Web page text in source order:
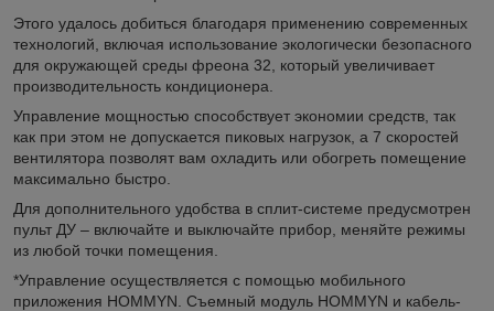
Этого удалось добиться благодаря применению современных
технологий, включая использование экологически безопасного
для окружающей среды фреона 32, который увеличивает
производительность кондиционера.
Управление мощностью способствует экономии средств, так
как при этом не допускается пиковых нагрузок, а 7 скоростей
вентилятора позволят вам охладить или обогреть помещение
максимально быстро.
Для дополнительного удобства в сплит-системе предусмотрен
пульт ДУ – включайте и выключайте прибор, меняйте режимы
из любой точки помещения.
*Управление осуществляется с помощью мобильного
приложения HOMMYN. Съемный модуль HOMMYN и кабель-